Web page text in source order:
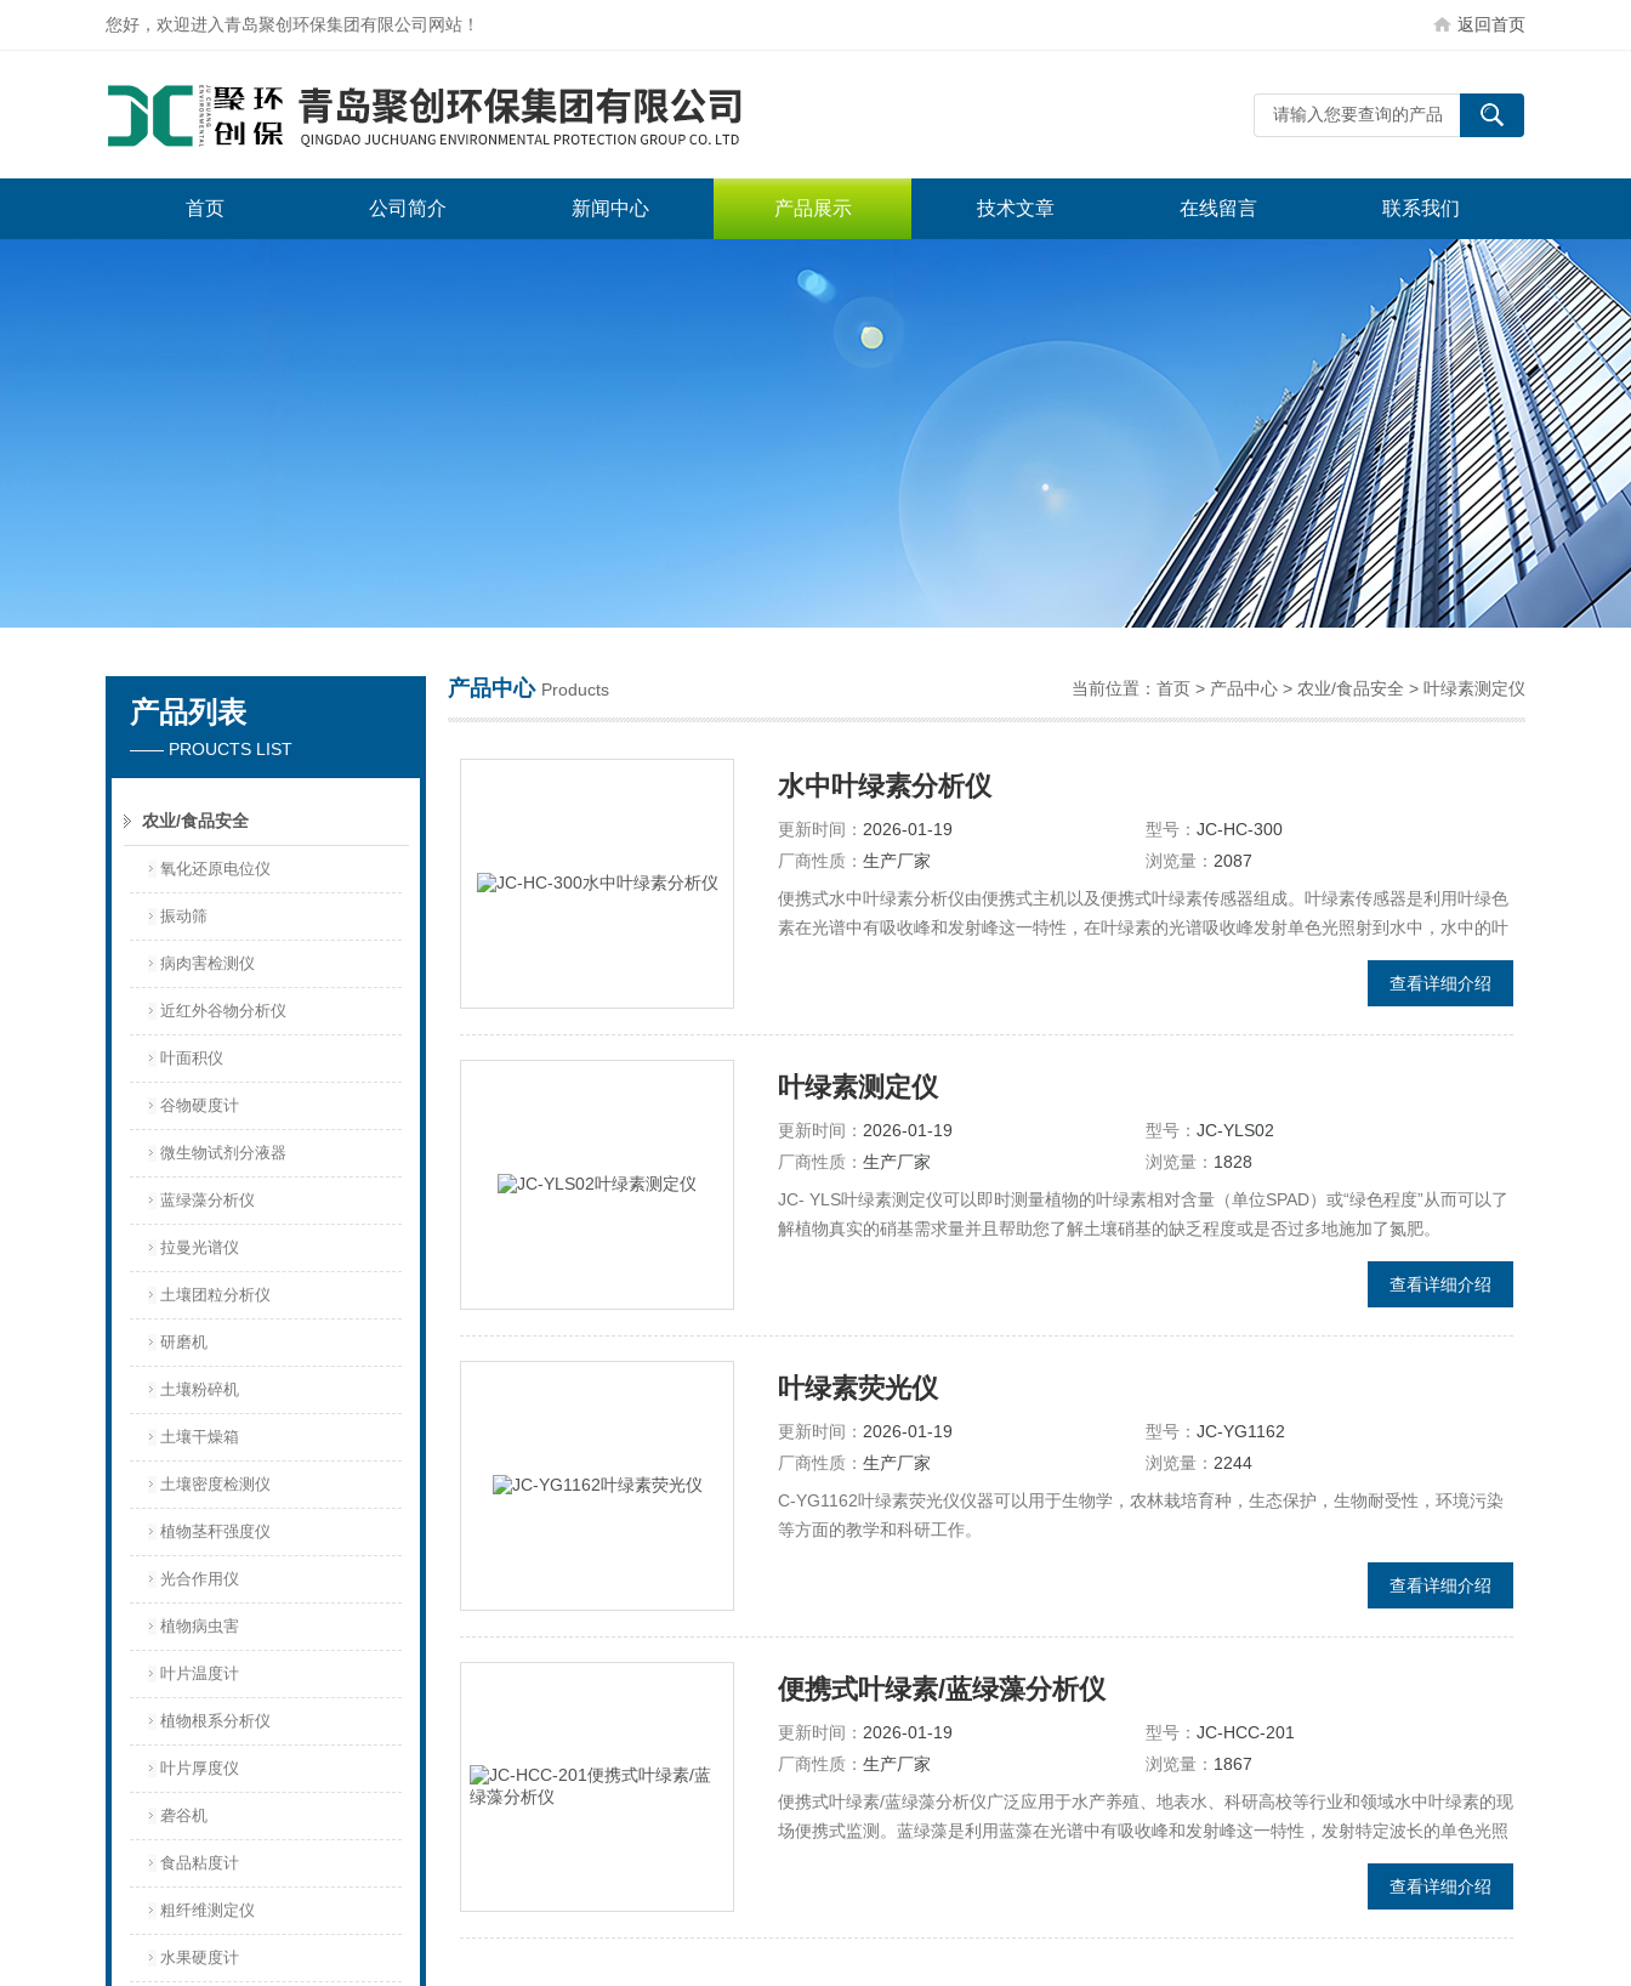
您好，欢迎进入青岛聚创环保集团有限公司网站！ 返回首页
首页 公司简介 新闻中心 产品展示 技术文章 在线留言 联系我们
产品列表
—— PROUCTS LIST
农业/食品安全
氧化还原电位仪
振动筛
病肉害检测仪
近红外谷物分析仪
叶面积仪
谷物硬度计
微生物试剂分液器
蓝绿藻分析仪
拉曼光谱仪
土壤团粒分析仪
研磨机
土壤粉碎机
土壤干燥箱
土壤密度检测仪
植物茎秆强度仪
光合作用仪
植物病虫害
叶片温度计
植物根系分析仪
叶片厚度仪
砻谷机
食品粘度计
粗纤维测定仪
水果硬度计
产品中心 Products 当前位置： 首页 > 产品中心 > 农业/食品安全 > 叶绿素测定仪
水中叶绿素分析仪
更新时间： 2026-01-19 型号： JC-HC-300
厂商性质： 生产厂家 浏览量： 2087
便携式水中叶绿素分析仪由便携式主机以及便携式叶绿素传感器组成。叶绿素传感器是利用叶绿色
素在光谱中有吸收峰和发射峰这一特性，在叶绿素的光谱吸收峰发射单色光照射到水中，水中的叶
绿素吸收单色光的能量，释放出另外一种波长发射峰的单色光，叶绿素发射的光强与水中叶绿素的
查看详细介绍
叶绿素测定仪
更新时间： 2026-01-19 型号： JC-YLS02
厂商性质： 生产厂家 浏览量： 1828
JC- YLS叶绿素测定仪可以即时测量植物的叶绿素相对含量（单位SPAD）或“绿色程度”从而可以了
解植物真实的硝基需求量并且帮助您了解土壤硝基的缺乏程度或是否过多地施加了氮肥。
查看详细介绍
叶绿素荧光仪
更新时间： 2026-01-19 型号： JC-YG1162
厂商性质： 生产厂家 浏览量： 2244
C-YG1162叶绿素荧光仪仪器可以用于生物学，农林栽培育种，生态保护，生物耐受性，环境污染
等方面的教学和科研工作。
查看详细介绍
便携式叶绿素/蓝绿藻分析仪
更新时间： 2026-01-19 型号： JC-HCC-201
厂商性质： 生产厂家 浏览量： 1867
便携式叶绿素/蓝绿藻分析仪广泛应用于水产养殖、地表水、科研高校等行业和领域水中叶绿素的现
场便携式监测。蓝绿藻是利用蓝藻在光谱中有吸收峰和发射峰这一特性，发射特定波长的单色光照
射到水中，水中的蓝藻吸收该单色光的能量，释放出另外一种波长的单色光，蓝绿藻发射的光强与
查看详细介绍